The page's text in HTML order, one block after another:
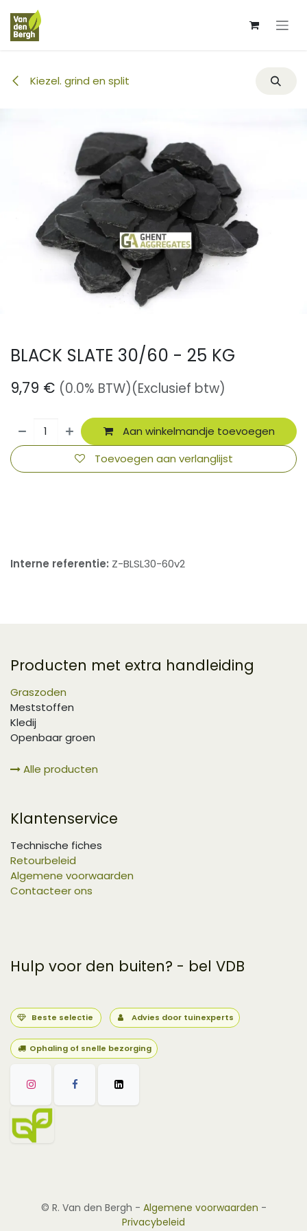
Overslaan naar inhoud
Kiezel. grind en split
BLACK SLATE 30/60 - 25 KG
9,79 € (0.0% BTW)(Exclusief btw)
Aan winkelmandje toevoegen
Toevoegen aan verlanglijst
Interne referentie: Z-BLSL30-60v2
Producten met extra handleiding
Graszoden
Meststoffen
Kledij
Openbaar groen
Alle producten
Klantenservice
Technische fiches
Retourbeleid
Algemene voorwaarden
Contacteer ons
Hulp voor den buiten? - bel VDB
Beste selectie Advies door tuinexperts
Ophaling of snelle bezorging
© R. Van den Bergh - Algemene voorwaarden -
Privacybeleid